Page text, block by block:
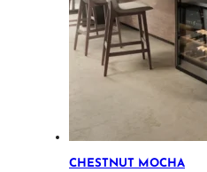
CHESTNUT MOCHA